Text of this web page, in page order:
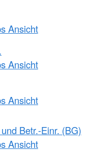
Ansicht
Ansicht
Ansicht
Betr.-Einr. (BG)
Ansicht